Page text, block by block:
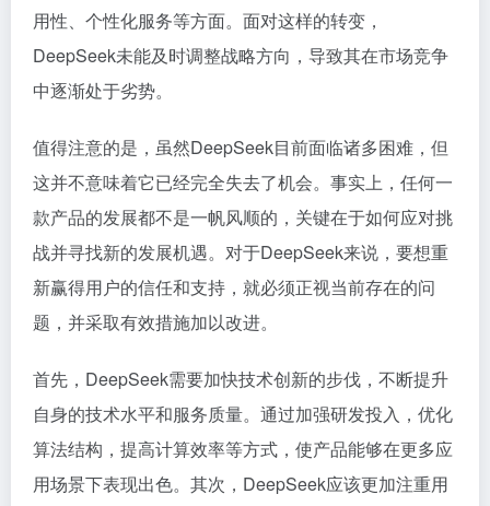
用性、个性化服务等方面。面对这样的转变，
DeepSeek未能及时调整战略方向，导致其在市场竞争
中逐渐处于劣势。
值得注意的是，虽然DeepSeek目前面临诸多困难，但
这并不意味着它已经完全失去了机会。事实上，任何一
款产品的发展都不是一帆风顺的，关键在于如何应对挑
战并寻找新的发展机遇。对于DeepSeek来说，要想重
新赢得用户的信任和支持，就必须正视当前存在的问
题，并采取有效措施加以改进。
首先，DeepSeek需要加快技术创新的步伐，不断提升
自身的技术水平和服务质量。通过加强研发投入，优化
算法结构，提高计算效率等方式，使产品能够在更多应
用场景下表现出色。其次，DeepSeek应该更加注重用